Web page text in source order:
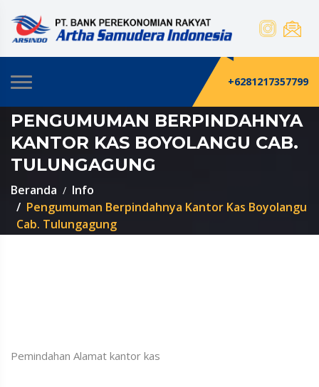
+6281217357799
PENGUMUMAN BERPINDAHNYA
KANTOR KAS BOYOLANGU CAB.
TULUNGAGUNG
Beranda
Info
Pengumuman Berpindahnya Kantor Kas Boyolangu
Cab. Tulungagung
Pemindahan Alamat kantor kas